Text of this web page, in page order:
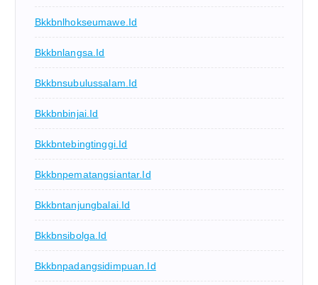
Bkkbnlhokseumawe.id
Bkkbnlangsa.id
Bkkbnsubulussalam.id
Bkkbnbinjai.id
Bkkbntebingtinggi.id
Bkkbnpematangsiantar.id
Bkkbntanjungbalai.id
Bkkbnsibolga.id
Bkkbnpadangsidimpuan.id